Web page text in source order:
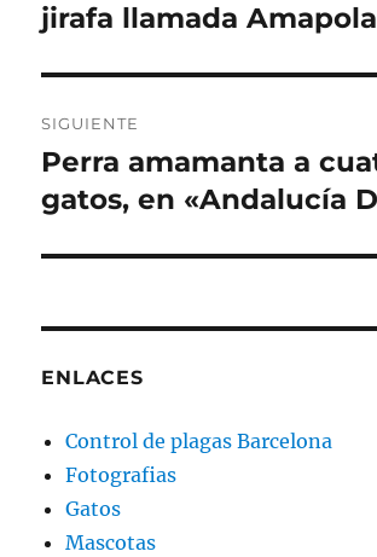
entradas
anterior:
jirafa llamada Amapola
SIGUIENTE
Entrada
siguiente:
Perra amamanta a
gatos, en «Andalucía
ENLACES
Control de plagas Barcelona
Fotografias
Gatos
Mascotas